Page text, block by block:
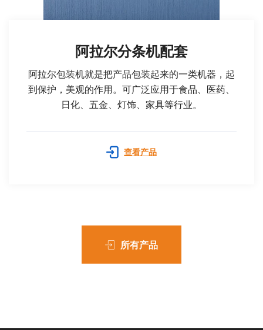
阿拉尔分条机配套
阿拉尔包装机就是把产品包装起来的一类机器，起
到保护，美观的作用。可广泛应用于食品、医药、
日化、五金、灯饰、家具等行业。
查看产品
所有产品